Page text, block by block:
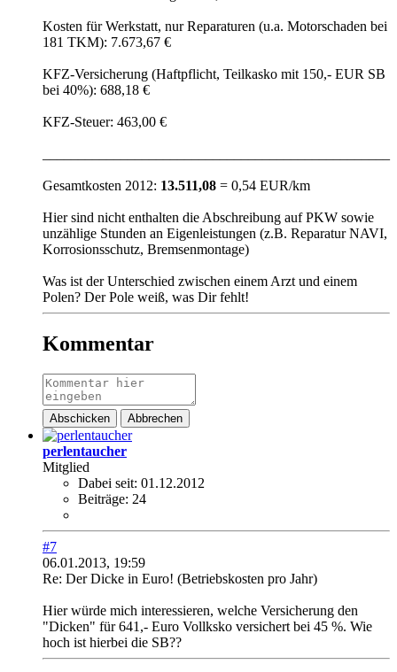
Kosten für Werkstatt, nur Reparaturen (u.a. Motorschaden bei
181 TKM): 7.673,67 €
KFZ-Versicherung (Haftpflicht, Teilkasko mit 150,- EUR SB
bei 40%): 688,18 €
KFZ-Steuer: 463,00 €
Gesamtkosten 2012: 13.511,08 = 0,54 EUR/km
Hier sind nicht enthalten die Abschreibung auf PKW sowie
unzählige Stunden an Eigenleistungen (z.B. Reparatur NAVI,
Korrosionsschutz, Bremsenmontage)
Was ist der Unterschied zwischen einem Arzt und einem
Polen? Der Pole weiß, was Dir fehlt!
Kommentar
Abschicken Abbrechen
perlentaucher
Mitglied
Dabei seit: 01.12.2012
Beiträge: 24
#7
06.01.2013, 19:59
Re: Der Dicke in Euro! (Betriebskosten pro Jahr)
Hier würde mich interessieren, welche Versicherung den
"Dicken" für 641,- Euro Vollksko versichert bei 45 %. Wie
hoch ist hierbei die SB??